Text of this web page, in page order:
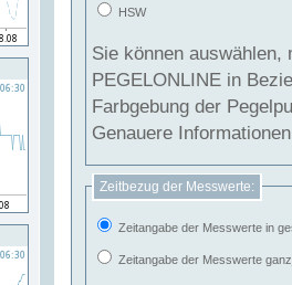
HSW
Sie können
PEGELONLINE in Beziehung
Farbgebung der
Genauere
Zeitbezug der Messwerte:
Zeitangabe der Messwerte in
Zeitangabe der Messwerte